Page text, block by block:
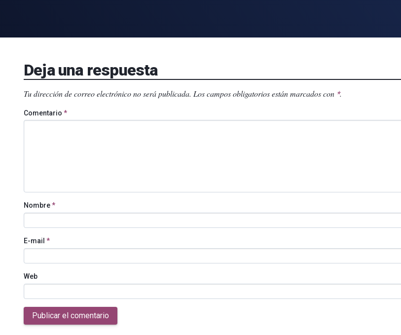
Deja una respuesta
Tu dirección de correo electrónico no será publicada. Los campos obligatorios están marcados con *.
Comentario *
Nombre*
E-mail *
Web
Publicar el comentario